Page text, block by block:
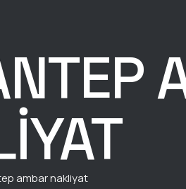
ambar nakliyat